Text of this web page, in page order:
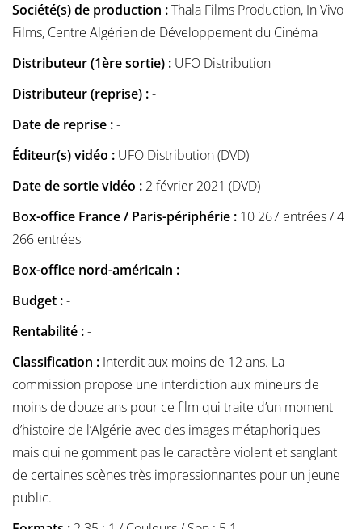
Société(s) de production :Thala Films Production, In Vivo
Films, Centre Algérien de Développement du Cinéma
Distributeur (1ère sortie) : UFO Distribution
Distributeur (reprise) :-
Date de reprise :-
Éditeur(s) vidéo : UFO Distribution (DVD)
Date de sortie vidéo : 2 février 2021 (DVD)
Box-office France / Paris-périphérie : 10 267 entrées / 4
266 entrées
Box-office nord-américain :-
Budget :-
Rentabilité :-
Classification : Interdit aux moins de 12 ans. La
commission propose une interdiction aux mineurs de
moins de douze ans pour ce film qui traite d’un moment
d’histoire de l’Algérie avec des images métaphoriques
mais qui ne gomment pas le caractère violent et sanglant
de certaines scènes très impressionnantes pour un jeune
public.